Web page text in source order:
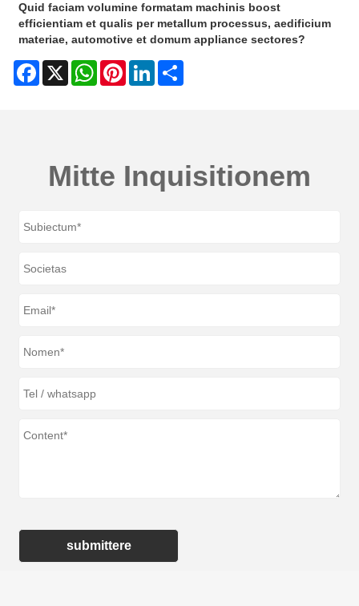
Quid faciam volumine formatam machinis boost
efficientiam et qualis per metallum processus, aedificium
materiae, automotive et domum appliance sectores?
Facebook
X WhatsAppPinterestLinkedIn
Mitte Inquisitionem
submittere